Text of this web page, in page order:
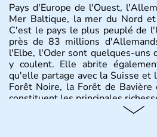
Pays d'Europe de l'Ouest,
Mer Baltique, la mer du Nord
C'est le pays le plus peuplé de
près de 83 millions
l'Elbe, l'Oder sont quelques-uns
y coulent. Elle abrite
qu'elle partage avec la Suisse et
Forêt Noire, la Forêt de
constituent les principales